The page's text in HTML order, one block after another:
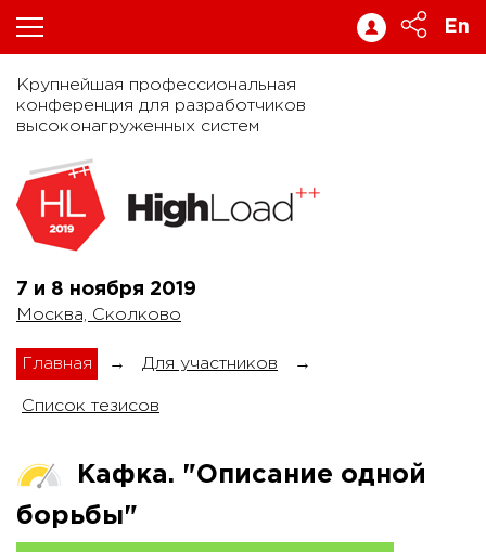
En
Крупнейшая профессиональная
конференция для разработчиков
высоконагруженных систем
7 и 8 ноября 2019
Москва, Сколково
Главная → Для участников →
Список тезисов
Кафка. "Описание одной
борьбы"